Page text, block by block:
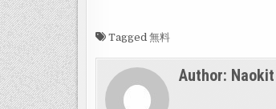
Tagged 無料
Author: Naokit